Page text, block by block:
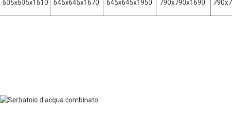
605x605x1610 645x645x1670 645x645x1950 790x790x1690